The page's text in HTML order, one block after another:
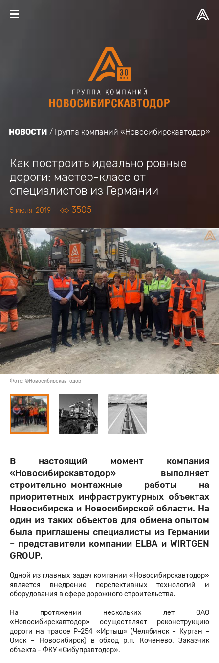
НОВОСТИ Группа компаний «Новосибирскавтодор»
Как построить идеально ровные
дороги: мастер-класс от
специалистов из Германии
5 июля, 2019 3505
Фото: ©Новосибирскавтодор
В настоящий момент компания
«Новосибирскавтодор» выполняет
строительно-монтажные работы на
приоритетных инфраструктурных объектах
Новосибирска и Новосибирской области. На
один из таких объектов для обмена опытом
была приглашены специалисты из Германии
– представители компании ELBA и WIRTGEN
GROUP.
Одной из главных задач компании «Новосибирскавтодор»
является внедрение перспективных технологий и
оборудования в сфере дорожного строительства.
На протяжении нескольких лет ОАО
«Новосибирскавтодор» осуществляет реконструкцию
дороги на трассе Р-254 «Иртыш» (Челябинск – Курган –
Омск – Новосибирск) в обход р.п. Коченево. Заказчик
объекта - ФКУ «Сибуправтодор».